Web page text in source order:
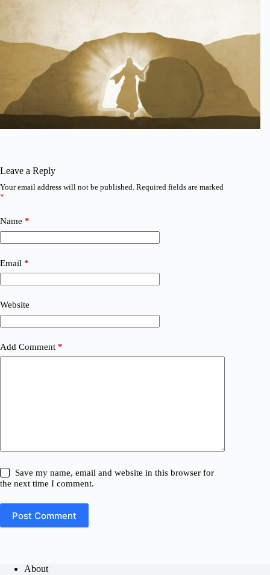
Leave a Reply
Your email address will not be published. Required fields are marked
*
Name *
Email *
Website
Add Comment *
Save my name, email and website in this browser for
the next time I comment.
Post Comment
About